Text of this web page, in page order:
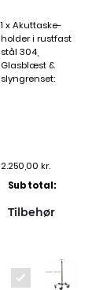
1 x Akuttaske-
holder i rustfast
stål 304,
Glasblæst &
slyngrenset:
2.250,00 kr.
Sub total:
Tilbehør